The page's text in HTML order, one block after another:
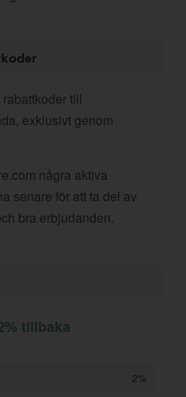
till
exklusivt genom
några aktiva
senare för att ta del av
bra erbjudanden.
tillbaka
2%